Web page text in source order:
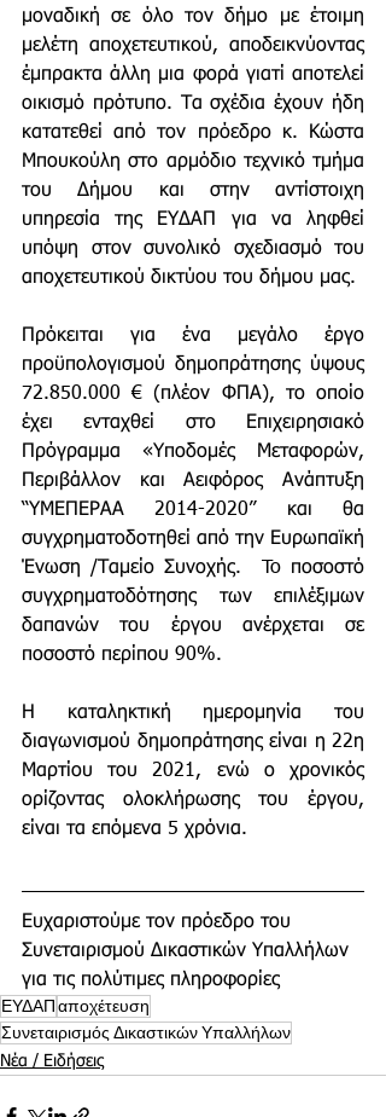
μοναδική σε όλο τον δήμο με έτοιμη
μελέτη αποχετευτικού, αποδεικνύοντας
έμπρακτα άλλη μια φορά γιατί αποτελεί
οικισμό πρότυπο. Τα σχέδια έχουν ήδη
κατατεθεί από τον πρόεδρο κ. Κώστα
Μπουκούλη στο αρμόδιο τεχνικό τμήμα
του Δήμου και στην αντίστοιχη
υπηρεσία της ΕΥΔΑΠ για να ληφθεί
υπόψη στον συνολικό σχεδιασμό του
αποχετευτικού δικτύου του δήμου μας.
Πρόκειται για ένα μεγάλο έργο
προϋπολογισμού δημοπράτησης ύψους
72.850.000 € (πλέον ΦΠΑ), το οποίο
έχει ενταχθεί στο Επιχειρησιακό
Πρόγραμμα «Υποδομές Μεταφορών,
Περιβάλλον και Αειφόρος Ανάπτυξη
“ΥΜΕΠΕΡΑΑ 2014-2020” και θα
συγχρηματοδοτηθεί από την Ευρωπαϊκή
Ένωση /Ταμείο Συνοχής.  To ποσοστό
συγχρηματοδότησης των επιλέξιμων
δαπανών του έργου ανέρχεται σε
ποσοστό περίπου 90%.
Η καταληκτική ημερομηνία του
διαγωνισμού δημοπράτησης είναι η 22η
Μαρτίου του 2021, ενώ ο χρονικός
ορίζοντας ολοκλήρωσης του έργου,
είναι τα επόμενα 5 χρόνια.
Ευχαριστούμε τον πρόεδρο του
Συνεταιρισμού Δικαστικών Υπαλλήλων
για τις πολύτιμες πληροφορίες
ΕΥΔΑΠαποχέτευση
Συνεταιρισμός Δικαστικών Υπαλλήλων
Νέα / Ειδήσεις